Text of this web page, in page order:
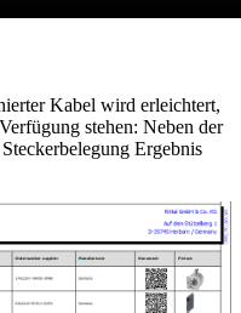
Kabel wird erleichtert,
stehen: Neben der
Ergebnis